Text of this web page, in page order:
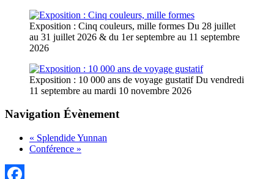
Exposition : Cinq couleurs, mille formes Du 28 juillet
au 31 juillet 2026 & du 1er septembre au 11 septembre
2026
Exposition : 10 000 ans de voyage gustatif Du vendredi
11 septembre au mardi 10 novembre 2026
Navigation Évènement
« Splendide Yunnan
Conférence »